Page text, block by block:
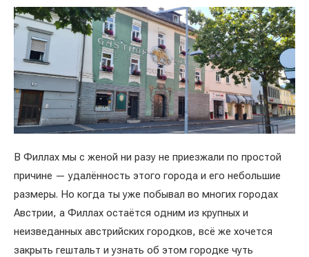
В Филлах мы с женой ни разу не приезжали по простой
причине — удалённость этого города и его небольшие
размеры. Но когда ты уже побывал во многих городах
Австрии, а Филлах остаётся одним из крупных и
неизведанных австрийских городков, всё же хочется
закрыть гештальт и узнать об этом городке чуть